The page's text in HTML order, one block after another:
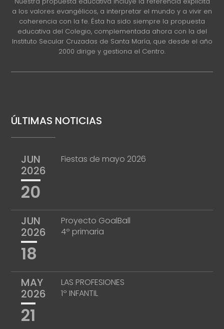
a los valores evangélicos, a interpretar el mundo y a vivir en
coherencia con la fe. Ésta ha sido siempre la propuesta
educativa del Colegio, complementada ahora con la del
Instituto Secular Cruzadas de Santa María, que desde el año
2000 dirige y gestiona el Centro.
ÚLTIMAS NOTICIAS
JUN
2026
20
Fiestas de mayo 2026
JUN
2026
18
Proyecto GoalBall
4º primaria
MAY
2026
21
LAS PROFESIONES
1º INFANTIL